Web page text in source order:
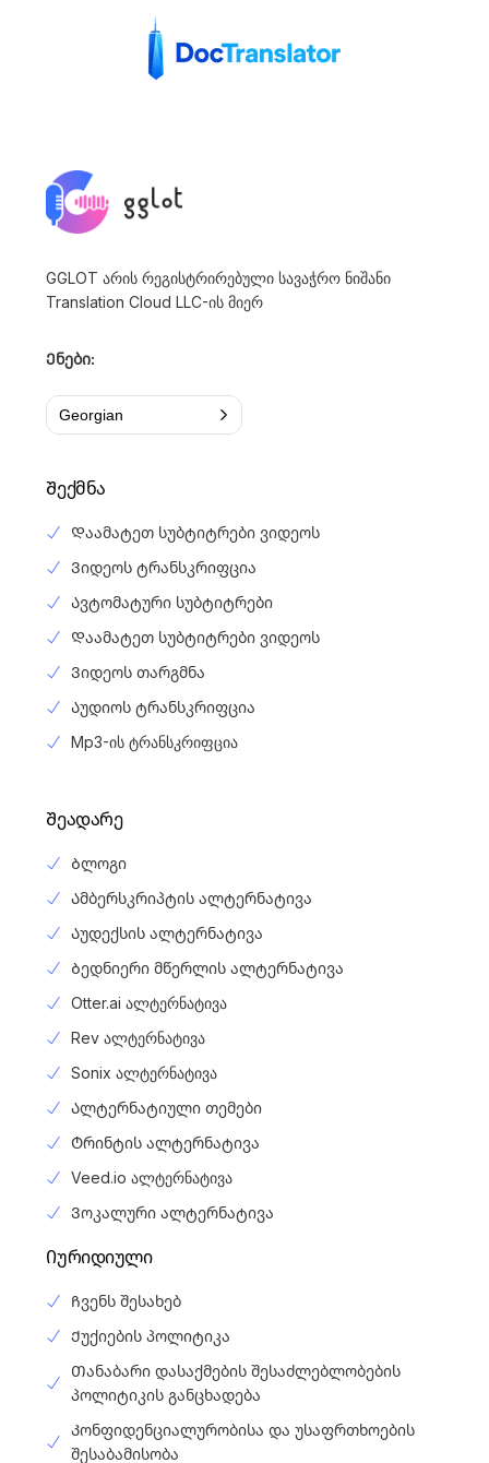
GGLOT არის რეგისტრირებული სავაჭრო ნიშანი
Translation Cloud LLC-ის მიერ
Ენები:
Georgian
Შექმნა
Დაამატეთ სუბტიტრები ვიდეოს
Ვიდეოს ტრანსკრიფცია
Ავტომატური სუბტიტრები
Დაამატეთ სუბტიტრები ვიდეოს
Ვიდეოს თარგმნა
Აუდიოს ტრანსკრიფცია
Mp3-ის ტრანსკრიფცია
Შეადარე
Ბლოგი
Ამბერსკრიპტის ალტერნატივა
Აუდექსის ალტერნატივა
Ბედნიერი მწერლის ალტერნატივა
Otter.ai ალტერნატივა
Rev ალტერნატივა
Sonix ალტერნატივა
Ალტერნატიული თემები
Ტრინტის ალტერნატივა
Veed.io ალტერნატივა
Ვოკალური ალტერნატივა
Იურიდიული
Ჩვენს შესახებ
Ქუქიების პოლიტიკა
Თანაბარი დასაქმების შესაძლებლობების
პოლიტიკის განცხადება
Კონფიდენციალურობისა და უსაფრთხოების
შესაბამისობა